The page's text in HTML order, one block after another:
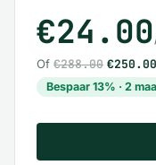
€24.00
Of €288.00 €250.00
Bespaar 13% · 2